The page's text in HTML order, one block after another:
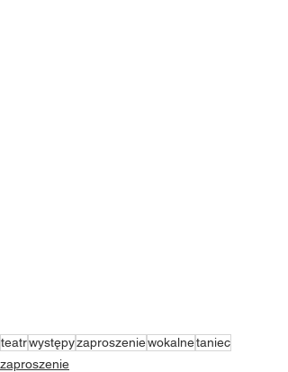
teatrwystępyzaproszeniewokalnetaniec
zaproszenie